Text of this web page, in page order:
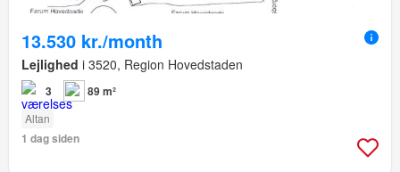
13.530 kr./month
Lejlighed i 3520, Region Hovedstaden
3 89 m²
Altan
1 dag siden